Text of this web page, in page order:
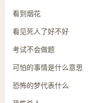
看到烟花
看见死人了好不好
考试不会做题
可怕的事情是什么意思
恐怖的梦代表什么